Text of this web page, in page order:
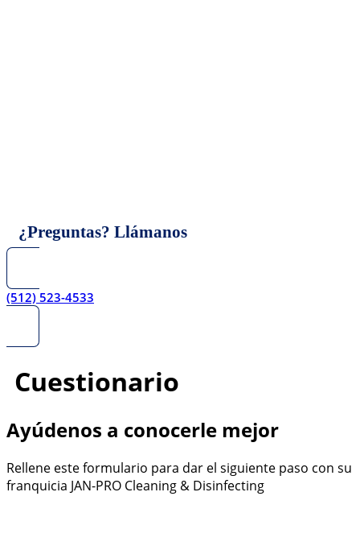
¿Preguntas? Llámanos
(512) 523-4533
Cuestionario
Ayúdenos a conocerle mejor
Rellene este formulario para dar el siguiente paso con su
franquicia JAN-PRO Cleaning & Disinfecting